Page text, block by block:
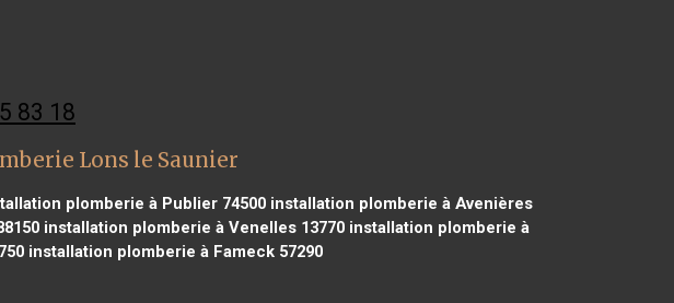
83 18
Lons le Saunier
plomberie à Publier 74500 installation plomberie à Avenières
installation plomberie à Venelles 13770 installation plomberie à
installation plomberie à Fameck 57290